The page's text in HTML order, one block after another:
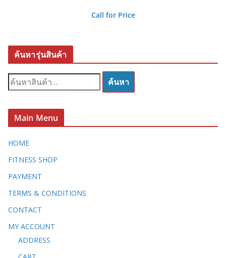
Call for Price
ค้นหารุ่นสินค้า
ค้
น
:
ค้นหา
Main Menu
HOME
FITNESS SHOP
PAYMENT
TERMS & CONDITIONS
CONTACT
MY ACCOUNT
ADDRESS